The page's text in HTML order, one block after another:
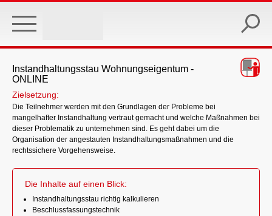
main
Instandhaltungsstau Wohnungseigentum -
ONLINE
Zielsetzung:
Die Teilnehmer werden mit den Grundlagen der Probleme bei
mangelhafter Instandhaltung vertraut gemacht und welche Maßnahmen bei
dieser Problematik zu unternehmen sind. Es geht dabei um die
Organisation der angestauten Instandhaltungsmaßnahmen und die
rechtssichere Vorgehensweise.
Die Inhalte auf einen Blick:
Instandhaltungsstau richtig kalkulieren
Beschlussfassungstechnik